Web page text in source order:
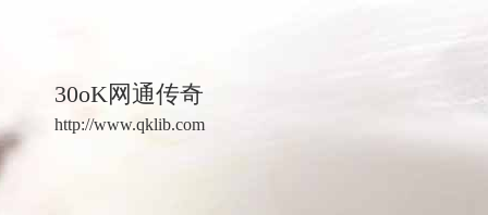
30oK网通传奇
http://www.qklib.com